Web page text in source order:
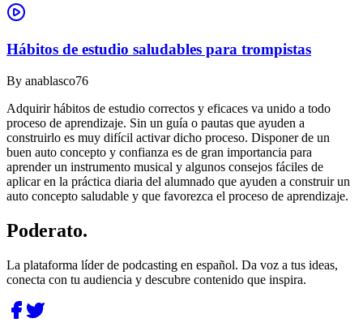
Hábitos de estudio saludables para trompistas
By anablasco76
Adquirir hábitos de estudio correctos y eficaces va unido a todo
proceso de aprendizaje. Sin un guía o pautas que ayuden a
construirlo es muy difícil activar dicho proceso. Disponer de un
buen auto concepto y confianza es de gran importancia para
aprender un instrumento musical y algunos consejos fáciles de
aplicar en la práctica diaria del alumnado que ayuden a construir un
auto concepto saludable y que favorezca el proceso de aprendizaje.
Poderato.
La plataforma líder de podcasting en español. Da voz a tus ideas,
conecta con tu audiencia y descubre contenido que inspira.